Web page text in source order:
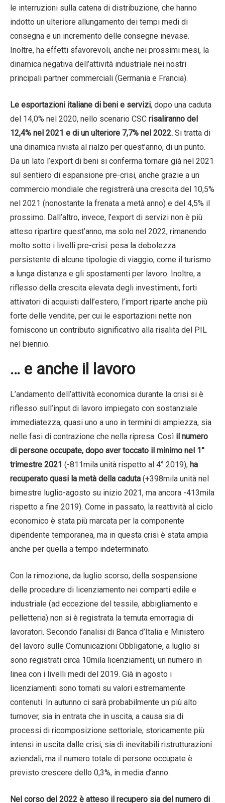
le interruzioni sulla catena di distribuzione, che hanno
indotto un ulteriore allungamento dei tempi medi di
consegna e un incremento delle consegne inevase.
Inoltre, ha effetti sfavorevoli, anche nei prossimi mesi, la
dinamica negativa dell’attività industriale nei nostri
principali partner commerciali (Germania e Francia).
Le esportazioni italiane di beni e servizi, dopo una caduta
del 14,0% nel 2020, nello scenario CSC risaliranno del
12,4% nel 2021 e di un ulteriore 7,7% nel 2022. Si tratta di
una dinamica rivista al rialzo per quest’anno, di un punto.
Da un lato l’export di beni si conferma tornare già nel 2021
sul sentiero di espansione pre-crisi, anche grazie a un
commercio mondiale che registrerà una crescita del 10,5%
nel 2021 (nonostante la frenata a metà anno) e del 4,5% il
prossimo. Dall’altro, invece, l’export di servizi non è più
atteso ripartire quest’anno, ma solo nel 2022, rimanendo
molto sotto i livelli pre-crisi: pesa la debolezza
persistente di alcune tipologie di viaggio, come il turismo
a lunga distanza e gli spostamenti per lavoro. Inoltre, a
riflesso della crescita elevata degli investimenti, forti
attivatori di acquisti dall’estero, l’import riparte anche più
forte delle vendite, per cui le esportazioni nette non
forniscono un contributo significativo alla risalita del PIL
nel biennio.
… e anche il lavoro
L’andamento dell’attività economica durante la crisi si è
riflesso sull’input di lavoro impiegato con sostanziale
immediatezza, quasi uno a uno in termini di ampiezza, sia
nelle fasi di contrazione che nella ripresa. Così il numero
di persone occupate, dopo aver toccato il minimo nel 1°
trimestre 2021 (-811mila unità rispetto al 4° 2019), ha
recuperato quasi la metà della caduta (+398mila unità nel
bimestre luglio-agosto su inizio 2021, ma ancora -413mila
rispetto a fine 2019). Come in passato, la reattività al ciclo
economico è stata più marcata per la componente
dipendente temporanea, ma in questa crisi è stata ampia
anche per quella a tempo indeterminato.
Con la rimozione, da luglio scorso, della sospensione
delle procedure di licenziamento nei comparti edile e
industriale (ad eccezione del tessile, abbigliamento e
pelletteria) non si è registrata la temuta emorragia di
lavoratori. Secondo l’analisi di Banca d’Italia e Ministero
del lavoro sulle Comunicazioni Obbligatorie, a luglio si
sono registrati circa 10mila licenziamenti, un numero in
linea con i livelli medi del 2019. Già in agosto i
licenziamenti sono tornati su valori estremamente
contenuti. In autunno ci sarà probabilmente un più alto
turnover, sia in entrata che in uscita, a causa sia di
processi di ricomposizione settoriale, storicamente più
intensi in uscita dalle crisi, sia di inevitabili ristrutturazioni
aziendali, ma il numero totale di persone occupate è
previsto crescere dello 0,3%, in media d’anno.
Nel corso del 2022 è atteso il recupero sia del numero di